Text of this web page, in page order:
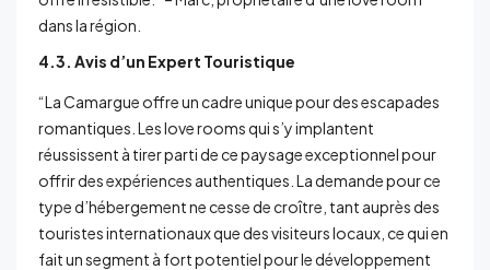
dans la région.
4.3. Avis d’un Expert Touristique
“La Camargue offre un cadre unique pour des escapades
romantiques. Les love rooms qui s’y implantent
réussissent à tirer parti de ce paysage exceptionnel pour
offrir des expériences authentiques. La demande pour ce
type d’hébergement ne cesse de croître, tant auprès des
touristes internationaux que des visiteurs locaux, ce qui en
fait un segment à fort potentiel pour le développement